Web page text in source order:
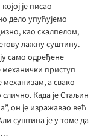
је писао
дело упућујемо
као скалпелом,
лажну суштину.
само одређене
механички приступ
а свако
Када је Стаљин
он је изражавао већ
суштина је у томе да
…